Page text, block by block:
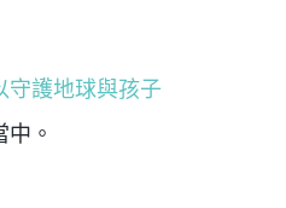
守護地球與孩子
。